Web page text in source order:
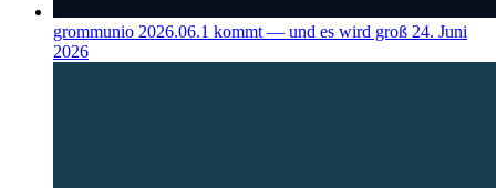
grommunio 2026.06.1 kommt — und es wird groß 24. Juni
2026